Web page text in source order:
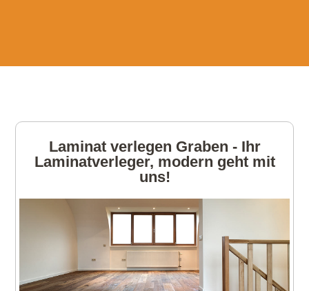
Laminat verlegen Graben - Ihr
Laminatverleger, modern geht mit
uns!